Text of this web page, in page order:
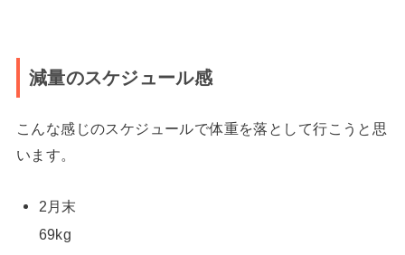
減量のスケジュール感
こんな感じのスケジュールで体重を落として行こうと思
います。
2月末
69kg